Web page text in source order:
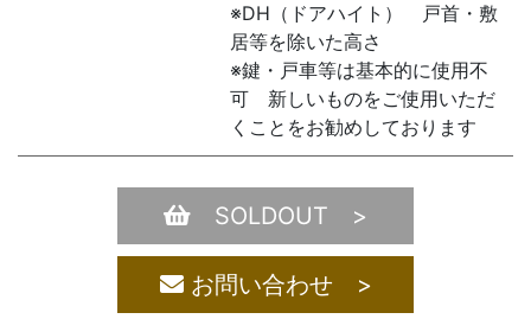
※DH（ドアハイト） 戸首・敷
居等を除いた高さ
※鍵・戸車等は基本的に使用不
可 新しいものをご使用いただ
くことをお勧めしております
SOLDOUT >
お問い合わせ >